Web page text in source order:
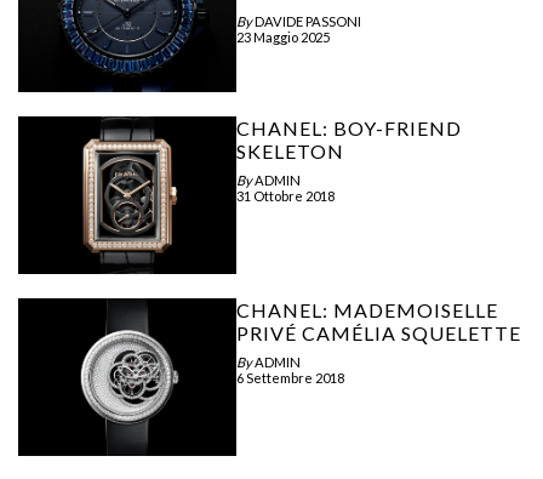
ByDAVIDE PASSONI
23 Maggio 2025
CHANEL: BOY-FRIEND
SKELETON
ByADMIN
31 Ottobre 2018
CHANEL: MADEMOISELLE
PRIVÉ CAMÉLIA SQUELETTE
ByADMIN
6 Settembre 2018